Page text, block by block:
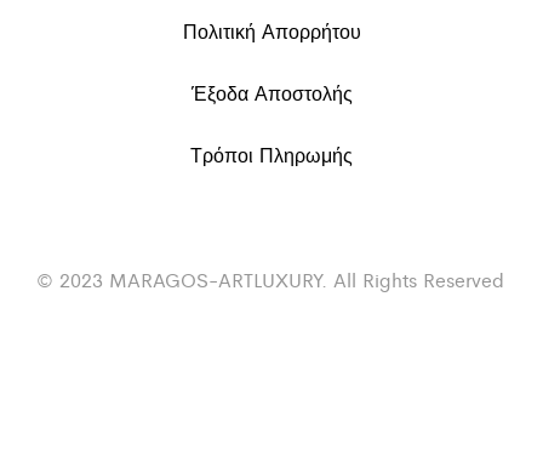
Πολιτική Απορρήτου
Έξοδα Αποστολής
Τρόποι Πληρωμής
© 2023 MARAGOS-ARTLUXURY. All Rights Reserved